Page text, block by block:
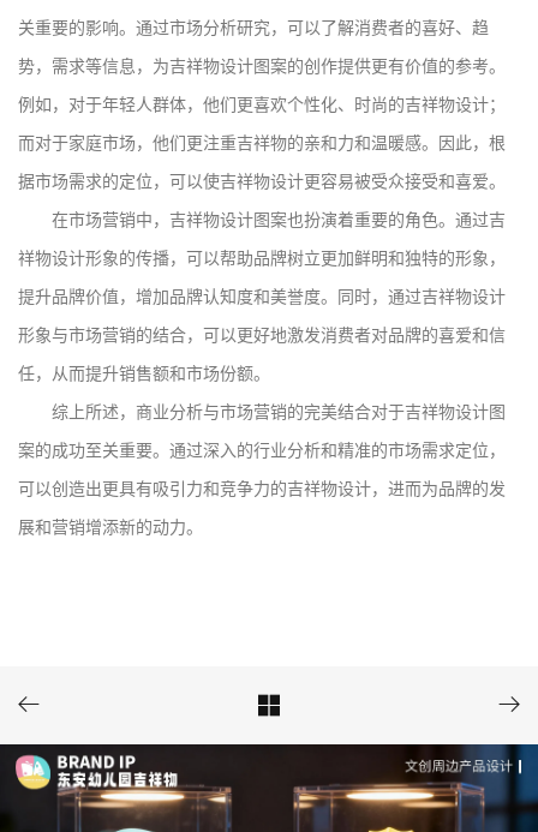
关重要的影响。通过市场分析研究，可以了解消费者的喜好、趋
势，需求等信息，为吉祥物设计图案的创作提供更有价值的参考。
例如，对于年轻人群体，他们更喜欢个性化、时尚的吉祥物设计；
而对于家庭市场，他们更注重吉祥物的亲和力和温暖感。因此，根
据市场需求的定位，可以使吉祥物设计更容易被受众接受和喜爱。
在市场营销中，吉祥物设计图案也扮演着重要的角色。通过吉
祥物设计形象的传播，可以帮助品牌树立更加鲜明和独特的形象，
提升品牌价值，增加品牌认知度和美誉度。同时，通过吉祥物设计
形象与市场营销的结合，可以更好地激发消费者对品牌的喜爱和信
任，从而提升销售额和市场份额。
综上所述，商业分析与市场营销的完美结合对于吉祥物设计图
案的成功至关重要。通过深入的行业分析和精准的市场需求定位，
可以创造出更具有吸引力和竞争力的吉祥物设计，进而为品牌的发
展和营销增添新的动力。
  